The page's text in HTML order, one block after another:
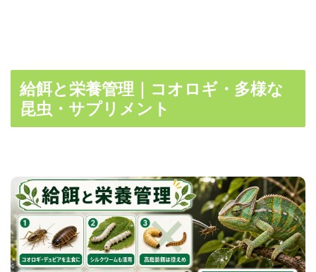
給餌と栄養管理｜コオロギ・多様な
昆虫・サプリメント